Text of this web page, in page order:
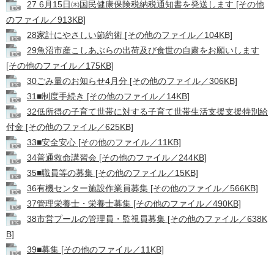
27 6月15日㈭国民健康保険税納税通知書を発送します [その他
のファイル／913KB]
28家計にやさしい節約術 [その他のファイル／104KB]
29魚沼市産こしあぶらの出荷及び食世の自粛をお願いします
[その他のファイル／175KB]
30ごみ量のお知らせ4月分 [その他のファイル／306KB]
31■制度手続き [その他のファイル／14KB]
32低所得の子育て世帯に対する子育て世帯生活支援支援特別給
付金 [その他のファイル／625KB]
33■安全安心 [その他のファイル／11KB]
34普通救命講習会 [その他のファイル／244KB]
35■職員等の募集 [その他のファイル／15KB]
36有機センター施設作業員募集 [その他のファイル／566KB]
37管理栄養士・栄養士募集 [その他のファイル／490KB]
38市営プールの管理員・監視員募集 [その他のファイル／638K
B]
39■募集 [その他のファイル／11KB]